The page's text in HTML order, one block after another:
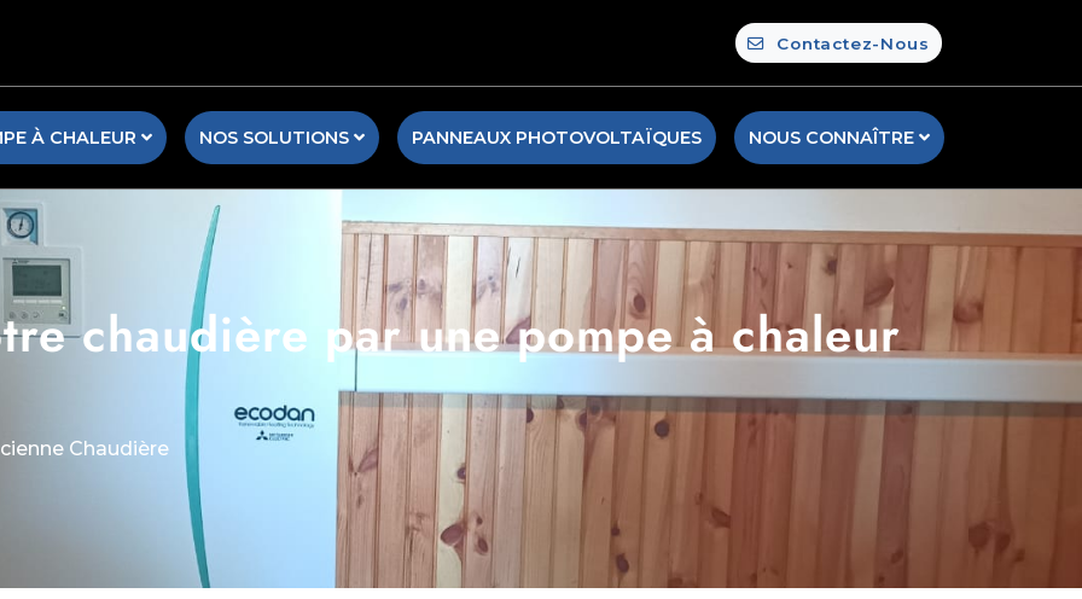
Contactez-Nous
À CHALEUR NOS SOLUTIONS PANNEAUX PHOTOVOLTAÏQUES NOUS CONNAÎTRE
chaudière par une pompe à chaleur
Chaudière